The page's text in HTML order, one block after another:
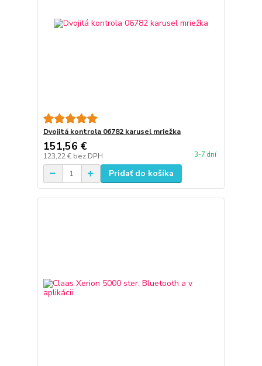
Dvojitá kontrola 06782 karusel mriežka
151,56 €
123,22 € bez DPH 3-7 dní
Pridať do košíka